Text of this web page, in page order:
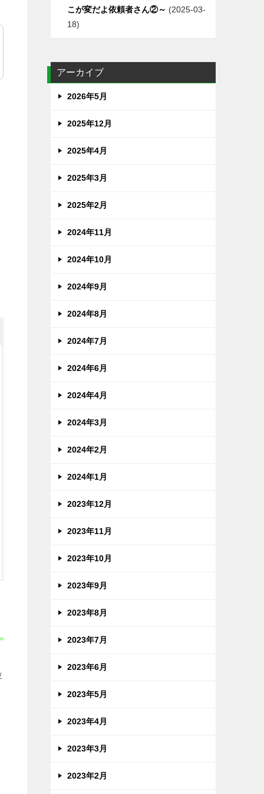
こが変だよ依頼者さん②～
2025-03-
18
アーカイブ
2026年5月
2025年12月
2025年4月
2025年3月
2025年2月
2024年11月
2024年10月
2024年9月
2024年8月
2024年7月
2024年6月
2024年4月
2024年3月
2024年2月
2024年1月
2023年12月
2023年11月
2023年10月
2023年9月
2023年8月
2023年7月
2023年6月
2023年5月
2023年4月
2023年3月
2023年2月